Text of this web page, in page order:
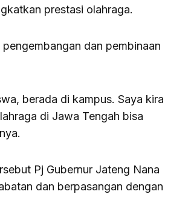
prestasi olahraga.
dan pembinaan
berada di kampus. Saya kira
di Jawa Tengah bisa
Pj Gubernur Jateng Nana
dan berpasangan dengan